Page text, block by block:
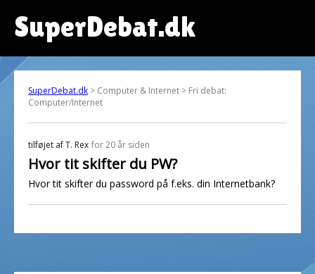
SuperDebat.dk
SuperDebat.dk > Computer & Internet > Fri debat:
Computer/Internet
tilføjet afT. Rex for 20 år siden
Hvor tit skifter du PW?
Hvor tit skifter du password på f.eks. din Internetbank?